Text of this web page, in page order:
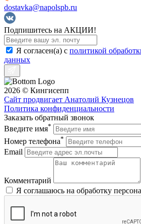
dostavka@napolspb.ru
Подпишитесь на АКЦИИ!
Я согласен(a) с политикой
данных
2026 © Кингисепп
Сайт продвигает Анатолий Кузнецов
Политика конфиденциальности
Заказать обратный звонок
Введите имя*
Номер телефона*
Email
Комментарий
Я соглашаюсь на обработку